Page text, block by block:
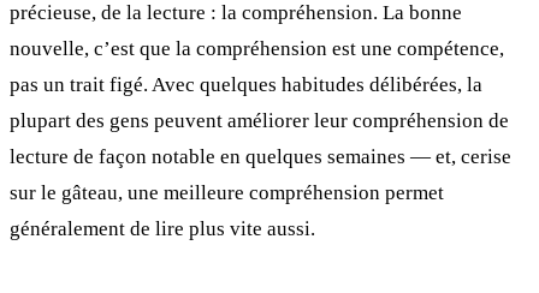
précieuse, de la lecture : la compréhension. La bonne
nouvelle, c’est que la compréhension est une compétence,
pas un trait figé. Avec quelques habitudes délibérées, la
plupart des gens peuvent améliorer leur compréhension de
lecture de façon notable en quelques semaines — et, cerise
sur le gâteau, une meilleure compréhension permet
généralement de lire plus vite aussi.